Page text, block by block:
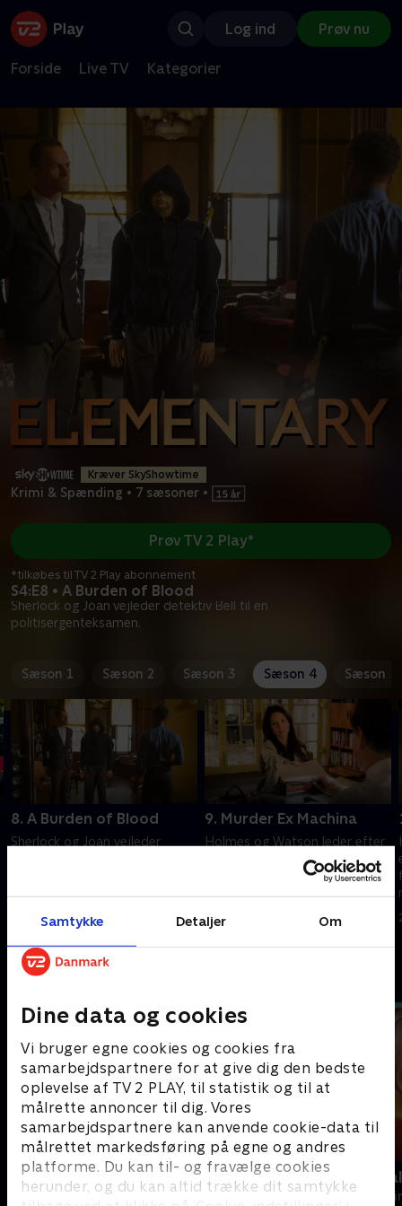
Samtykke Detaljer Om
Dine data og cookies
Vi bruger egne cookies og cookies fra
samarbejdspartnere for at give dig den bedste
oplevelse af TV 2 PLAY, til statistik og til at
målrette annoncer til dig. Vores
samarbejdspartnere kan anvende cookie-data til
målrettet markedsføring på egne og andres
platforme. Du kan til- og fravælge cookies
herunder, og du kan altid trække dit samtykke
Log ind Prøv nu
Forside Live TV Kategorier
Kræver SkyShowtime
Krimi & Spænding • 7 sæsoner •
S4:E8 • A Burden of Blood
Sherlock og Joan vejleder detektiv Bell til en
politisergenteksamen.
Prøv TV 2 Play*
*tilkøbes til TV 2 Play abonnement
Sæson 1 Sæson 2 Sæson 3 Sæson 4 Sæson 5
8. A Burden of Blood
Sherlock og Joan vejleder
20. september 2022 • 38 min
9. Murder Ex Machina
Holmes og Watson leder efter
en hacker, der er ansvarlig for
20. september 2022 • 41 min
Andre så også
The Hunting Party
Krimi & Spænding • 2 sæsoner
Mord på
Krimi &